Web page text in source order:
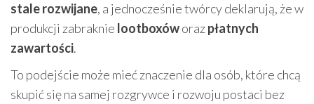
stale rozwijane, a jednocześnie twórcy deklarują, że w
produkcji zabraknie lootboxóworazpłatnych
zawartości.
To podejście może mieć znaczenie dla osób, które chcą
skupić się na samej rozgrywce i rozwoju postaci bez